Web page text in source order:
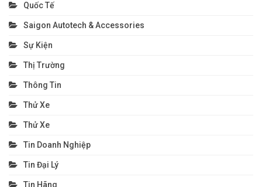
Quốc Tế
Saigon Autotech & Accessories
Sự Kiện
Thị Trường
Thông Tin
Thử Xe
Thử Xe
Tin Doanh Nghiệp
Tin Đại Lý
Tin Hãng